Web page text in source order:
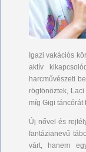
Igazi vakációs
aktív
harcművészeti
rögtönöztek,
míg Gigi táncórát
Új nővel és
fantázianevű
várt, hanem